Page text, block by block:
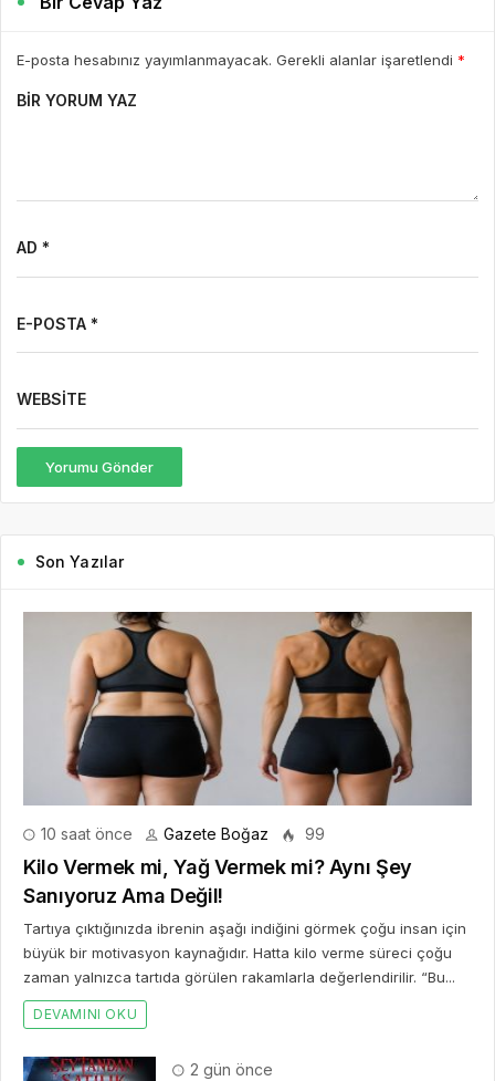
E-posta hesabınız yayımlanmayacak. Gerekli alanlar işaretlendi *
BIR YORUM YAZ
AD *
E-POSTA *
WEBSITE
Yorumu Gönder
Son Yazılar
10 saat önce Gazete Boğaz 99
Kilo Vermek mi, Yağ Vermek mi? Aynı Şey
Sanıyoruz Ama Değil!
Tartıya çıktığınızda ibrenin aşağı indiğini görmek çoğu insan için
büyük bir motivasyon kaynağıdır. Hatta kilo verme süreci çoğu
zaman yalnızca tartıda görülen rakamlarla değerlendirilir. “Bu...
DEVAMINI OKU
2 gün önce